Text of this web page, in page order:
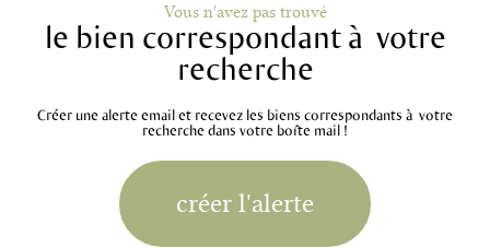
Vous n'avez pas trouvé
le bien correspondant à votre
recherche
Créer une alerte email et recevez les biens correspondants à votre
recherche dans votre boîte mail !
créer l'alerte